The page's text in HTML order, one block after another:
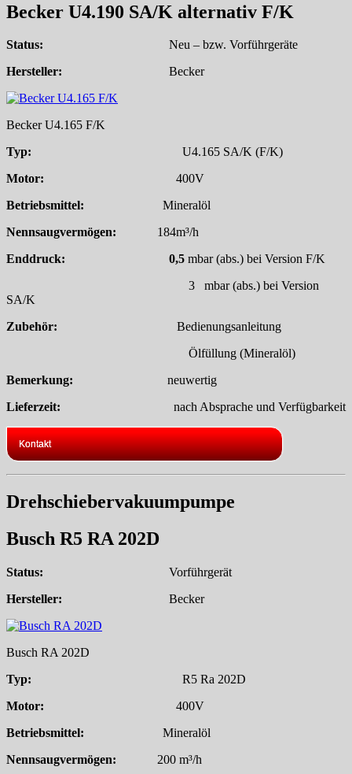
Becker U4.190 SA/K alternativ F/K
Status: Neu – bzw. Vorführgeräte
Hersteller: Becker
Becker U4.165 F/K
Typ: U4.165 SA/K (F/K)
Motor: 400V
Betriebsmittel: Mineralöl
Nennsaugvermögen:
184m³/h
Enddruck: 0,5 mbar (abs.) bei Version F/K
3 mbar (abs.) bei Version
SA/K
Zubehör:
Bedienungsanleitung
Ölfüllung (Mineralöl)
Bemerkung: neuwertig
Lieferzeit: nach Absprache und Verfügbarkeit
Kontakt
Drehschiebervakuumpumpe
Busch R5 RA 202D
Status: Vorführgerät
Hersteller: Becker
Busch RA 202D
Typ: R5 Ra 202D
Motor: 400V
Betriebsmittel: Mineralöl
Nennsaugvermögen:
200 m³/h